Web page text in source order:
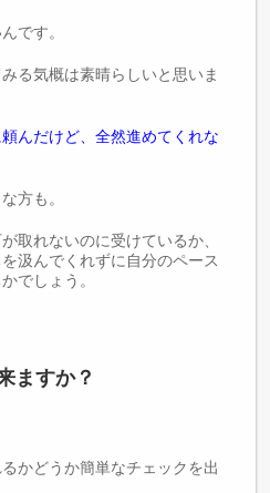
です。
る気概は素晴らしいと思いま
んだけど、全然進めてくれな
方も。
取れないのに受けているか、
汲んでくれずに自分のペース
でしょう。
ますか？
かどうか簡単なチェックを出